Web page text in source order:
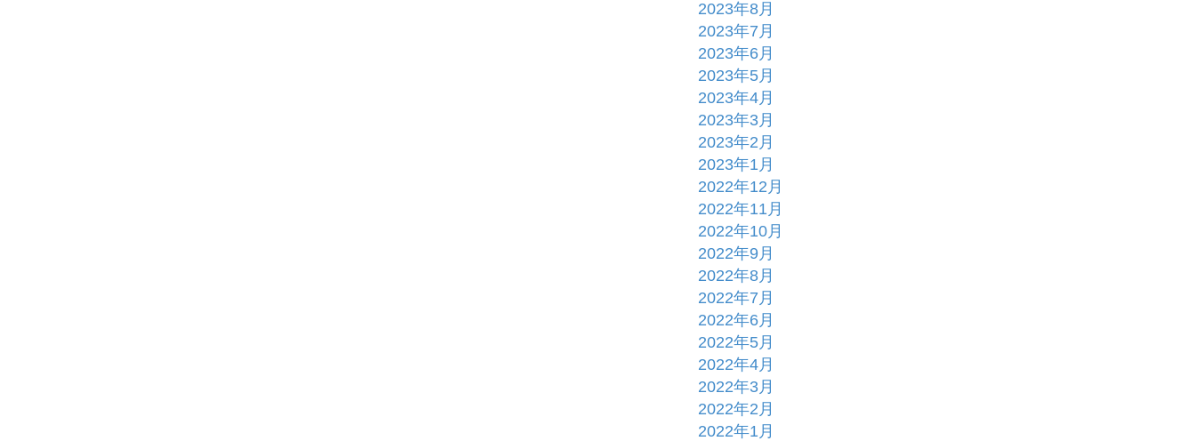
2023年8月
2023年7月
2023年6月
2023年5月
2023年4月
2023年3月
2023年2月
2023年1月
2022年12月
2022年11月
2022年10月
2022年9月
2022年8月
2022年7月
2022年6月
2022年5月
2022年4月
2022年3月
2022年2月
2022年1月